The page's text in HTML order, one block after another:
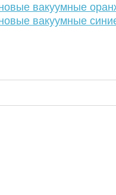
вакуумные
вакуумные